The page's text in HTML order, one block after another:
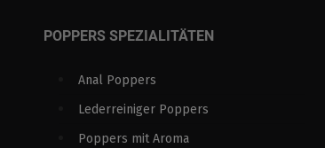
POPPERS SPEZIALITÄTEN
Anal Poppers
Lederreiniger Poppers
Poppers mit Aroma